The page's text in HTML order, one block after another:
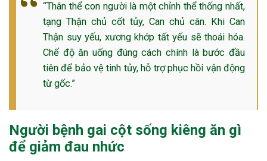
Sau Sinh Có Tự Khỏi
Thông Tin Cần Biết
sau sinh là tình trạng viêm da
phổ biến, khiến đôi bàn tay,
của chị em trở nên khô...
“Thân thể con người là một chỉnh thể thống nhất,
tạng Thận chủ cốt tủy, Can chủ cân. Khi Can
Thận suy yếu, xương khớp tất yếu sẽ thoái hóa.
Chế độ ăn uống đúng cách chính là bước đầu
tiên để bảo vệ tinh tủy, hỗ trợ phục hồi vận động
từ gốc.”
Người bệnh gai cột sống kiêng ăn gì
để giảm đau nhức